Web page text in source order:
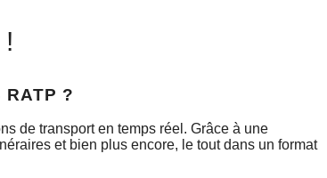
RATP ?
de transport en temps réel. Grâce à une
et bien plus encore, le tout dans un format